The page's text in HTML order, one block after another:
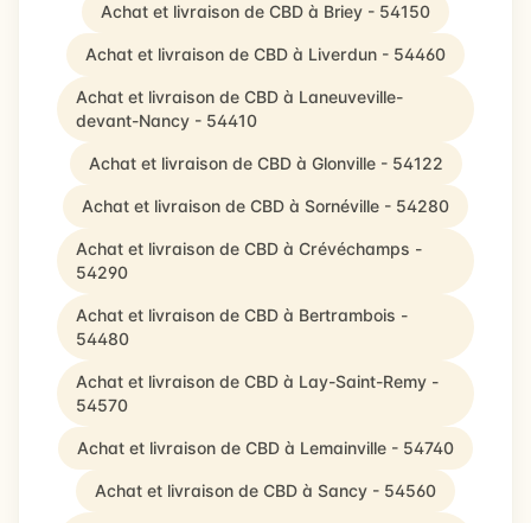
Achat et livraison de CBD à Briey - 54150
Achat et livraison de CBD à Liverdun - 54460
Achat et livraison de CBD à Laneuveville-
devant-Nancy - 54410
Achat et livraison de CBD à Glonville - 54122
Achat et livraison de CBD à Sornéville - 54280
Achat et livraison de CBD à Crévéchamps -
54290
Achat et livraison de CBD à Bertrambois -
54480
Achat et livraison de CBD à Lay-Saint-Remy -
54570
Achat et livraison de CBD à Lemainville - 54740
Achat et livraison de CBD à Sancy - 54560